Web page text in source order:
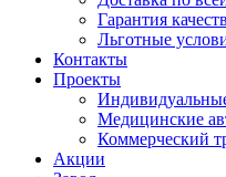
Гарантия
Льготные
Контакты
Проекты
Медицинские
Коммерческий
Акции